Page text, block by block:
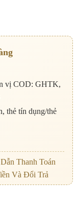
vị COD: GHTK,
thẻ tín dụng/thẻ
Thanh Toán
Và Đổi Trả